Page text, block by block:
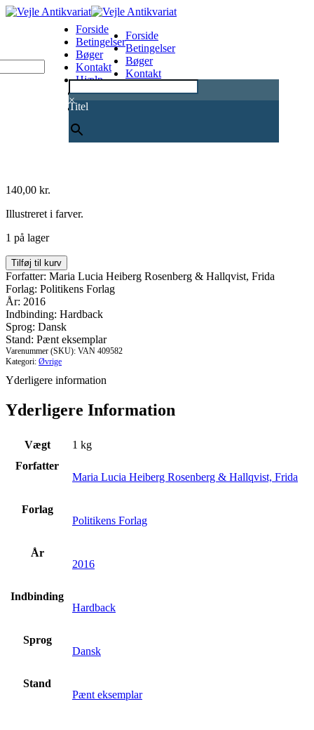
×
Titel
Forside
Betingelser
Bøger
Kontakt
Hjælp
0
Forside
Betingelser
Bøger
Kontakt
140,00 kr.
Illustreret i farver.
1 på lager
Træn
spis
lev
-
Få
den
krop
du
drømmer
om
antal
Tilføj til kurv
Forfatter: Maria Lucia Heiberg Rosenberg & Hallqvist, Frida
Forlag: Politikens Forlag
År: 2016
Indbinding: Hardback
Sprog: Dansk
Stand: Pænt eksemplar
Varenummer (SKU): VAN 409582
Kategori: Øvrige
Yderligere information
Yderligere Information
Vægt
1 kg
Forfatter
Maria Lucia Heiberg Rosenberg & Hallqvist, Frida
Forlag
Politikens Forlag
År
2016
Indbinding
Hardback
Sprog
Dansk
Stand
Pænt eksemplar